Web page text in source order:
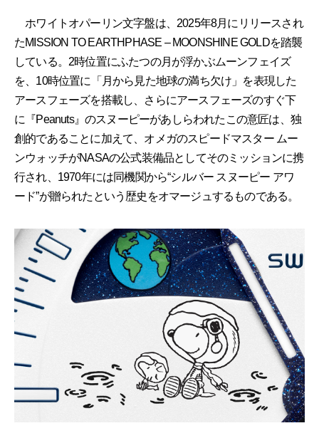
ホワイトオパーリン文字盤は、2025年8月にリリースされ
たMISSION TO EARTHPHASE – MOONSHINE GOLDを踏襲
している。2時位置にふたつの月が浮かぶムーンフェイズ
を、10時位置に「月から見た地球の満ち欠け」を表現した
アースフェーズを搭載し、さらにアースフェーズのすぐ下
に『Peanuts』のスヌーピーがあしらわれたこの意匠は、独
創的であることに加えて、オメガのスピードマスター ムー
ンウォッチがNASAの公式装備品としてそのミッションに携
行され、1970年には同機関から“シルバー スヌーピー アワ
ード”が贈られたという歴史をオマージュするものである。